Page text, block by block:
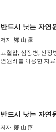
반드시 낫는 자연
저자 鄭 山 譯
고혈압, 심장병, 신장
연원리를 이용한 치
반드시 낫는 자연
저자 鄭 山 譯